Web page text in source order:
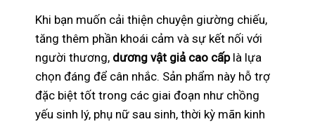
Khi bạn muốn cải thiện chuyện giường chiếu,
tăng thêm phần khoái cảm và sự kết nối với
người thương, dương vật giả cao cấplà lựa
chọn đáng để cân nhắc. Sản phẩm này hỗ trợ
đặc biệt tốt trong các giai đoạn như chồng
yếu sinh lý, phụ nữ sau sinh, thời kỳ mãn kinh